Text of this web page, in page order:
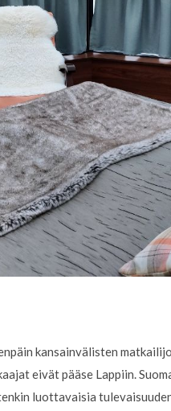
kansainvälisten
eivät pääse Lappiin.
luottavaisia